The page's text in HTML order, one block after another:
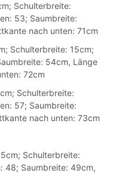
Schulterbreite:
53; Saumbreite:
nach unten: 71cm
Schulterbreite: 15cm;
54cm, Länge
72cm
Schulterbreite:
57; Saumbreite:
nach unten: 73cm
Schulterbreite:
48; Saumbreite: 49cm,